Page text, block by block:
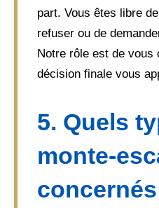
part. Vous êtes libre
refuser ou de
Notre rôle est de vous
décision finale vous
5. Quels
monte-